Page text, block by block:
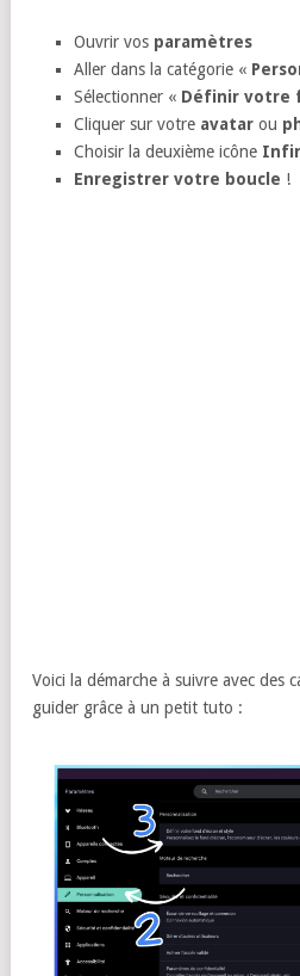
Ouvrir vos paramètres
Aller dans la catégorie «
Sélectionner « Définir votre
Cliquer sur votre avatar ou
Choisir la deuxième icône
Enregistrer votre boucle !
Voici la démarche à suivre avec des
guider grâce à un petit tuto :